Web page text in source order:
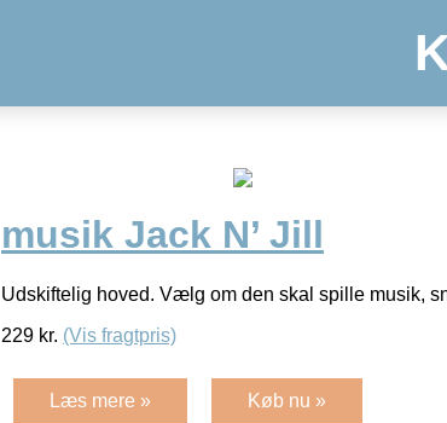
musik Jack N’ Jill
Udskiftelig hoved. Vælg om den skal spille musik,
229 kr. (Vis fragtpris)
Læs mere » Køb nu »